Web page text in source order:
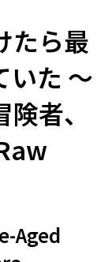
たら最
いた ～
者、
Aged